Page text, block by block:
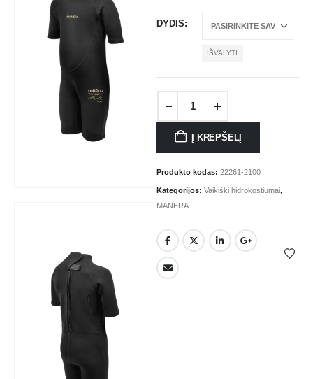
DYDIS
IŠVALYTI
Į KREPŠELĮ
Produkto kodas: 22261-2100
Kategorijos: Vaikiški hidrokostiumai,
MANERA